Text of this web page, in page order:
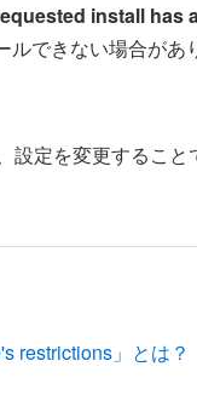
install has
ルできない場合があ
設定を変更すること
restrictions」とは？